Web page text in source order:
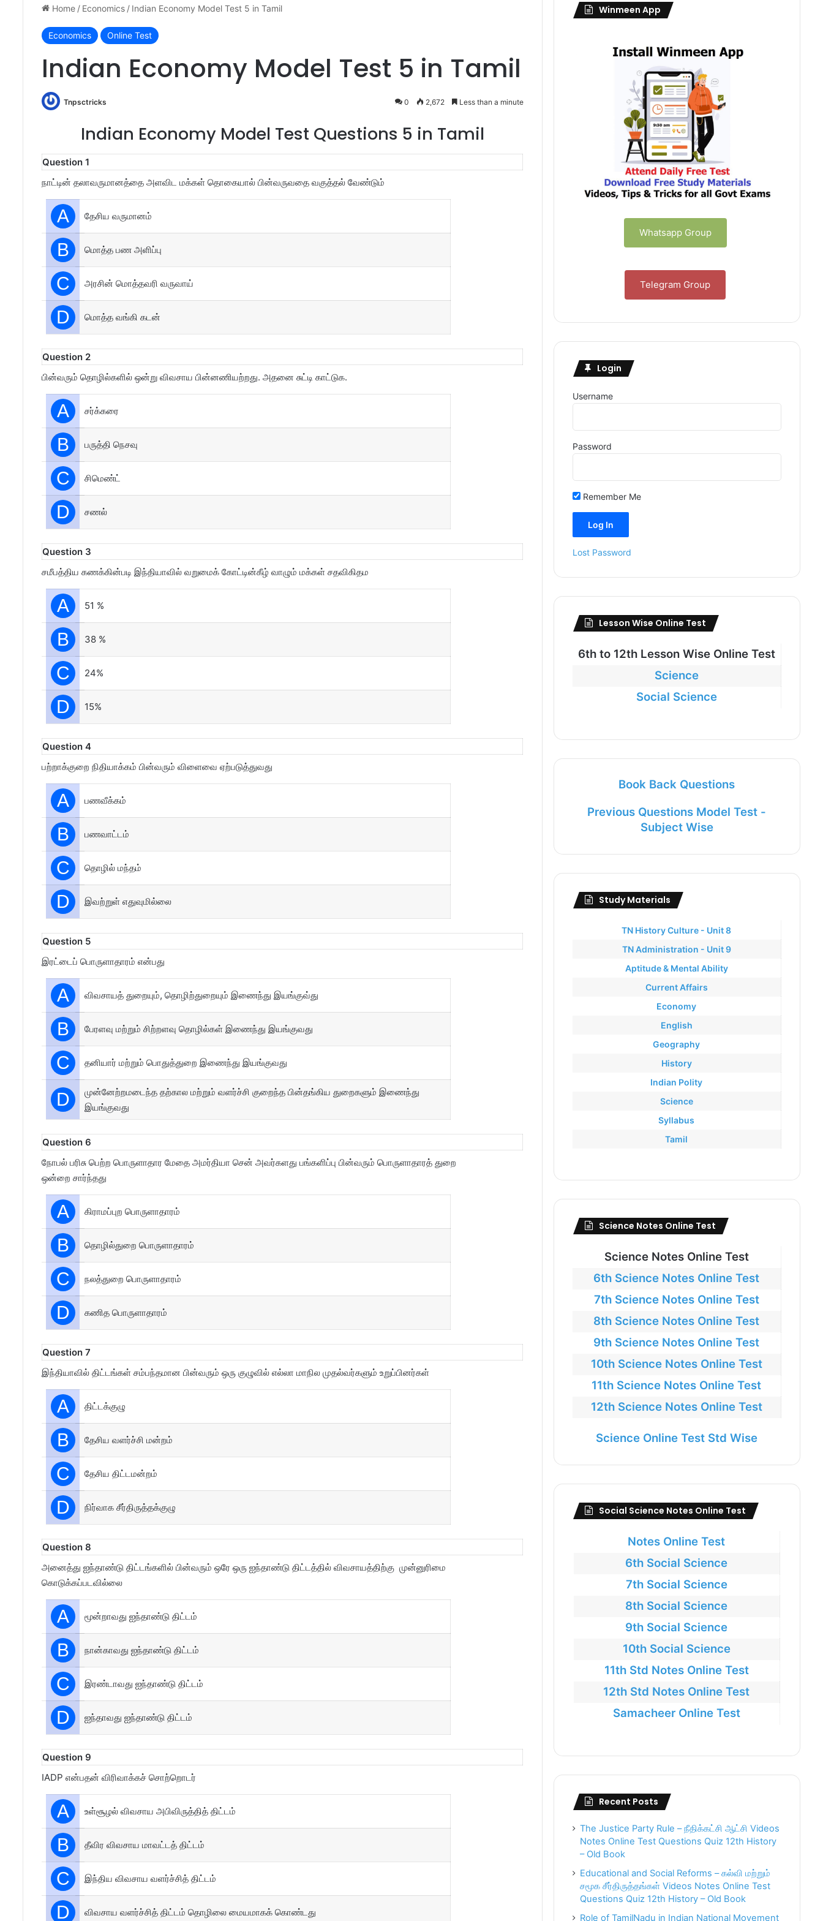
Home / Economics / Indian Economy Model Test 5 in Tamil
Economics Online Test
Indian Economy Model Test 5 in Tamil
Tnpsctricks 0 2,672 Less than a minute
Indian Economy Model Test Questions 5 in Tamil
Question 1
நாட்டின் தலாவருமானத்தை அளவிட மக்கள் தொகையால் பின்வருவதை வகுத்தல் வேண்டும்
A தேசிய வருமானம்
B மொத்த பண அளிப்பு
C அரசின் மொத்தவரி வருவாய்
D மொத்த வங்கி கடன்
Question 2
பின்வரும் தொழில்களில் ஒன்று விவசாய பின்னணியற்றது. அதனை சுட்டி காட்டுக.
A சர்க்கரை
B பருத்தி நெசவு
C சிமெண்ட்
D சணல்
Question 3
சமீபத்திய கணக்கின்படி இந்தியாவில் வறுமைக் கோட்டின்கீழ் வாழும் மக்கள் சதவிகிதம
A 51 %
B 38 %
C 24%
D 15%
Question 4
பற்றாக்குறை நிதியாக்கம் பின்வரும் விளைவை ஏற்படுத்துவது
A பணவீக்கம்
B பணவாட்டம்
C தொழில் மந்தம்
D இவற்றுள் எதுவுமில்லை
Question 5
இரட்டைப் பொருளாதாரம் என்பது
A விவசாயத் துறையும், தொழிற்துறையும் இணைந்து இயங்குவ்து
B பேரளவு மற்றும் சிற்றளவு தொழில்கள் இணைந்து இயங்குவது
C தனியார் மற்றும் பொதுத்துறை இணைந்து இயங்குவது
D
முன்னேற்றமடைந்த தற்கால மற்றும் வளர்ச்சி குறைந்த பின்தங்கிய துறைகளும் இணைந்து
இயங்குவது
Question 6
நோபல் பரிசு பெற்ற பொருளாதார மேதை அமர்தியா சென் அவர்களது பங்களிப்பு பின்வரும் பொருளாதாரத் துறை
ஒன்றை சார்ந்தது
A கிராமப்புற பொருளாதாரம்
B தொழில்துறை பொருளாதாரம்
C நலத்துறை பொருளாதாரம்
D கணித பொருளாதாரம்
Question 7
இந்தியாவில் திட்டங்கள் சம்பந்தமான பின்வரும் ஒரு குழுவில் எல்லா மாநில முதல்வர்களும் உறுப்பினர்கள்
A திட்டக்குழு
B தேசிய வளர்ச்சி மன்றம்
C தேசிய திட்டமன்றம்
D நிர்வாக சீர்திருத்தக்குழு
Question 8
அனைத்து ஐந்தாண்டு திட்டங்களில் பின்வரும் ஒரே ஒரு ஐந்தாண்டு திட்டத்தில் விவசாயத்திற்கு முன்னுரிமை
கொடுக்கப்படவில்லை
A மூன்றாவது ஐந்தாண்டு திட்டம்
B நான்காவது ஐந்தாண்டு திட்டம்
C இரண்டாவது ஐந்தாண்டு திட்டம்
D ஐந்தாவது ஐந்தாண்டு திட்டம்
Question 9
IADP என்பதன் விரிவாக்கச் சொற்றொடர்
A உள்சூழல் விவசாய அபிவிருத்தித் திட்டம்
B தீவிர விவசாய மாவட்டத் திட்டம்
C இந்திய விவசாய வளர்ச்சித் திட்டம்
D விவசாய வளர்ச்சித் திட்டம் தொழிலை மையமாகக் கொண்டது
Winmeen App
Whatsapp Group
Telegram Group
Login
Username
Password
Remember Me
Lost Password
Lesson Wise Online Test
6th to 12th Lesson Wise Online Test
Science
Social Science
Book Back Questions
Previous Questions Model Test -
Subject Wise
Study Materials
TN History Culture - Unit 8
TN Administration - Unit 9
Aptitude & Mental Ability
Current Affairs
Economy
English
Geography
History
Indian Polity
Science
Syllabus
Tamil
Science Notes Online Test
Science Notes Online Test
6th Science Notes Online Test
7th Science Notes Online Test
8th Science Notes Online Test
9th Science Notes Online Test
10th Science Notes Online Test
11th Science Notes Online Test
12th Science Notes Online Test
Science Online Test Std Wise
Social Science Notes Online Test
Notes Online Test
6th Social Science
7th Social Science
8th Social Science
9th Social Science
10th Social Science
11th Std Notes Online Test
12th Std Notes Online Test
Samacheer Online Test
Recent Posts
The Justice Party Rule – நீதிக்கட்சி ஆட்சி Videos
Notes Online Test Questions Quiz 12th History
– Old Book
Educational and Social Reforms – கல்வி மற்றும்
சமூக சீர்திருத்தங்கள் Videos Notes Online Test
Questions Quiz 12th History – Old Book
Role of TamilNadu in Indian National Movement